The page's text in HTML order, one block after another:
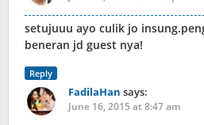
setujuuu ayo culik jo
beneran jd guest nya!
Reply
FadilaHan says:
June 16, 2015 at 8:47 am